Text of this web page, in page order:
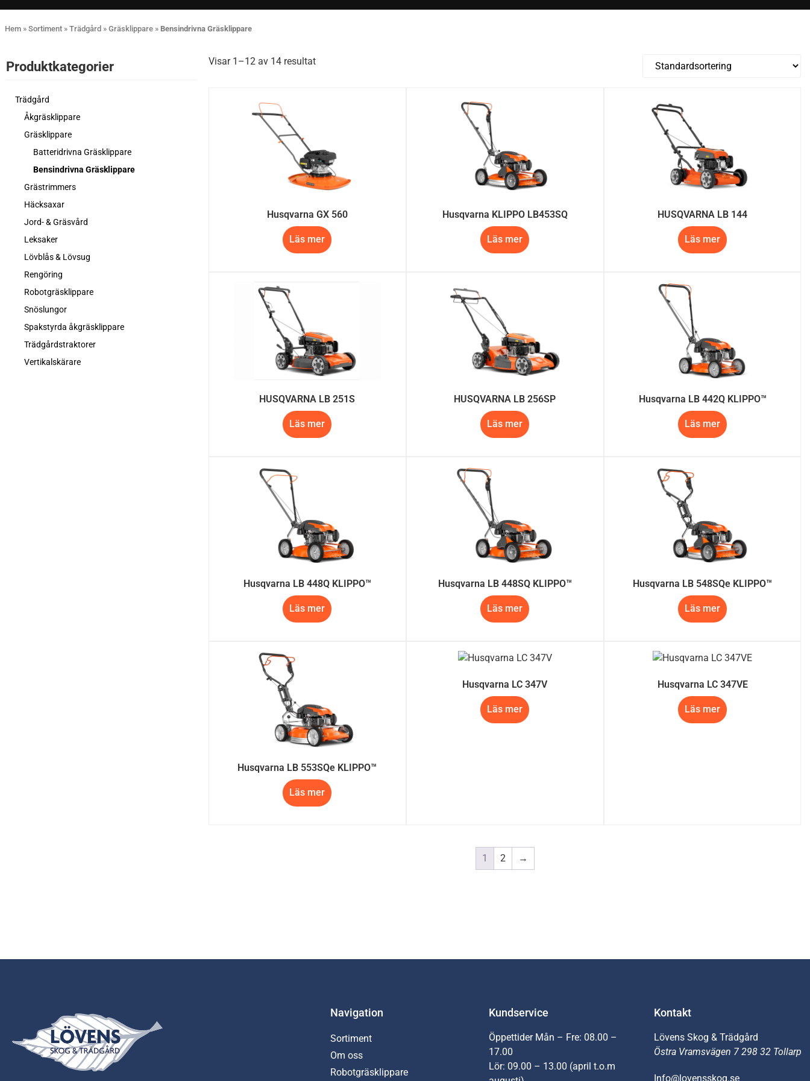
Hem » Sortiment » Trädgård » Gräsklippare » Bensindrivna Gräsklippare
Produktkategorier​
Trädgård
Åkgräsklippare
Gräsklippare
Batteridrivna Gräsklippare
Bensindrivna Gräsklippare
Grästrimmers
Häcksaxar
Jord- & Gräsvård
Leksaker
Lövblås & Lövsug
Rengöring
Robotgräsklippare
Snöslungor
Spakstyrda åkgräsklippare
Trädgårdstraktorer
Vertikalskärare
Visar 1–12 av 14 resultat
Husqvarna GX 560
Läs mer
Husqvarna KLIPPO LB453SQ
Läs mer
HUSQVARNA LB 144
Läs mer
HUSQVARNA LB 251S
Läs mer
HUSQVARNA LB 256SP
Läs mer
Husqvarna LB 442Q KLIPPO™
Läs mer
Husqvarna LB 448Q KLIPPO™
Läs mer
Husqvarna LB 448SQ KLIPPO™
Läs mer
Husqvarna LB 548SQe KLIPPO™
Läs mer
Husqvarna LB 553SQe KLIPPO™
Läs mer
Husqvarna LC 347V
Läs mer
Husqvarna LC 347VE
Läs mer
1 2 →
Navigation
Sortiment
Om oss
Robotgräsklippare
Kundservice
Öppettider Mån – Fre: 08.00 –
17.00
Lör: 09.00 – 13.00 (april t.o.m
Kontakt
Lövens Skog & Trädgård
Östra Vramsvägen 7 298 32 Tollarp
Info@lovensskog.se